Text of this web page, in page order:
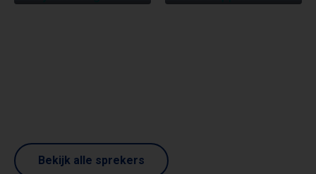
Bekijk alle sprekers